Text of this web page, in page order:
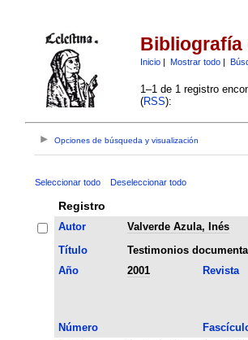
Bibliografía
Inicio| Mostrar todo|
1–1 de 1 registro
(RSS):
Opciones de búsqueda y visualización
Seleccionar todo Deseleccionar todo
Registro
Autor
Valverde Azula, Inés
Título
Testimonios
Año
2001 Revista
Número